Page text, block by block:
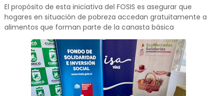
El propósito de esta iniciativa del FOSIS es asegurar que
hogares en situación de pobreza accedan gratuitamente a
alimentos que forman parte de la canasta básica